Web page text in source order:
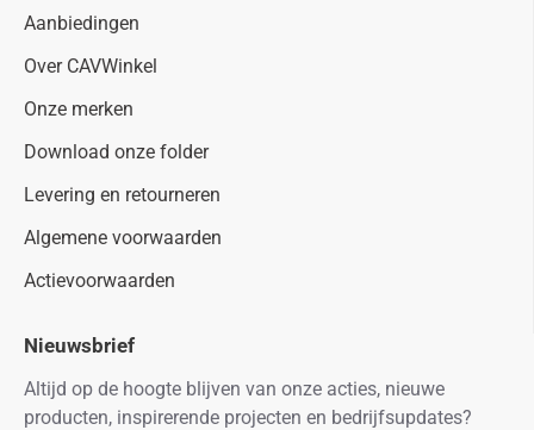
Aanbiedingen
Over CAVWinkel
Onze merken
Download onze folder
Levering en retourneren
Algemene voorwaarden
Actievoorwaarden
Nieuwsbrief
Altijd op de hoogte blijven van onze acties, nieuwe
producten, inspirerende projecten en bedrijfsupdates?